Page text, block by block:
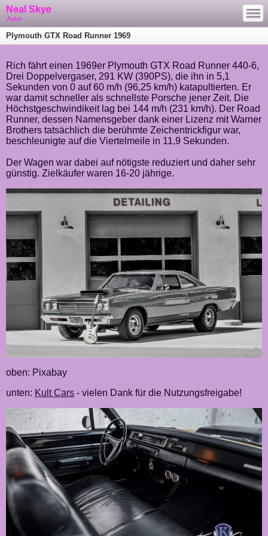
Neal Skye
Autor
—
—
—
Plymouth GTX Road Runner 1969
Rich fährt einen 1969er Plymouth GTX Road Runner 440-6,
Drei Doppelvergaser, 291 KW (390PS), die ihn in 5,1
Sekunden von 0 auf 60 m/h (96,25 km/h) katapultierten. Er
war damit schneller als schnellste Porsche jener Zeit. Die
Höchstgeschwindikeit lag bei 144 m/h (231 km/h). Der Road
Runner, dessen Namensgeber dank einer Lizenz mit Warner
Brothers tatsächlich die berühmte Zeichentrickfigur war,
beschleunigte auf die Viertelmeile in 11,9 Sekunden.
Der Wagen war dabei auf nötigste reduziert und daher sehr
günstig. Zielkäufer waren 16-20 jährige.
oben: Pixabay
unten: Kult Cars - vielen Dank für die Nutzungsfreigabe!